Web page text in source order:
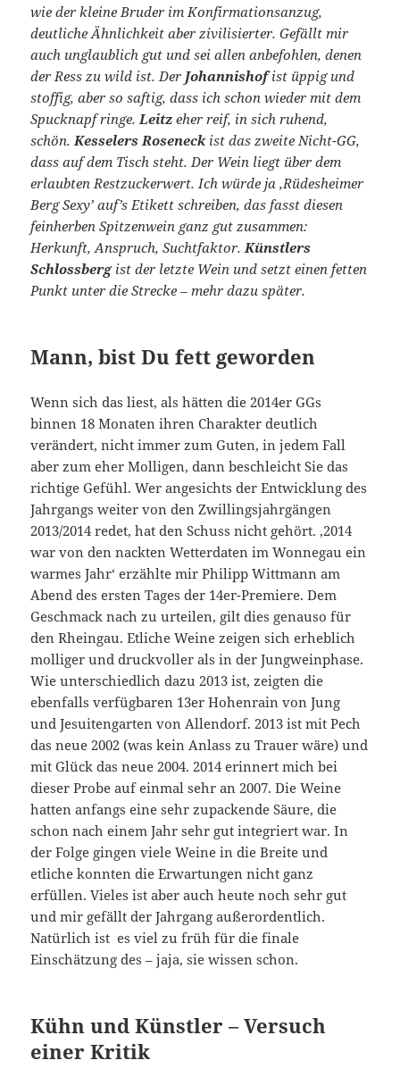
wie der kleine Bruder im Konfirmationsanzug,
deutliche Ähnlichkeit aber zivilisierter. Gefällt mir
auch unglaublich gut und sei allen anbefohlen, denen
der Ress zu wild ist. Der Johannishofist üppig und
stoffig, aber so saftig, dass ich schon wieder mit dem
Spucknapf ringe. Leitz eher reif, in sich ruhend,
schön. Kesselers Roseneckist das zweite Nicht-GG,
dass auf dem Tisch steht. Der Wein liegt über dem
erlaubten Restzuckerwert. Ich würde ja ‚Rüdesheimer
Berg Sexy’ auf’s Etikett schreiben, das fasst diesen
feinherben Spitzenwein ganz gut zusammen:
Herkunft, Anspruch, Suchtfaktor. Künstlers
Schlossbergist der letzte Wein und setzt einen fetten
Punkt unter die Strecke – mehr dazu später.
Mann, bist Du fett geworden
Wenn sich das liest, als hätten die 2014er GGs
binnen 18 Monaten ihren Charakter deutlich
verändert, nicht immer zum Guten, in jedem Fall
aber zum eher Molligen, dann beschleicht Sie das
richtige Gefühl. Wer angesichts der Entwicklung des
Jahrgangs weiter von den Zwillingsjahrgängen
2013/2014 redet, hat den Schuss nicht gehört. ‚2014
war von den nackten Wetterdaten im Wonnegau ein
warmes Jahr‘ erzählte mir Philipp Wittmann am
Abend des ersten Tages der 14er-Premiere. Dem
Geschmack nach zu urteilen, gilt dies genauso für
den Rheingau. Etliche Weine zeigen sich erheblich
molliger und druckvoller als in der Jungweinphase.
Wie unterschiedlich dazu 2013 ist, zeigten die
ebenfalls verfügbaren 13er Hohenrain von Jung
und Jesuitengarten von Allendorf. 2013 ist mit Pech
das neue 2002 (was kein Anlass zu Trauer wäre) und
mit Glück das neue 2004. 2014 erinnert mich bei
dieser Probe auf einmal sehr an 2007. Die Weine
hatten anfangs eine sehr zupackende Säure, die
schon nach einem Jahr sehr gut integriert war. In
der Folge gingen viele Weine in die Breite und
etliche konnten die Erwartungen nicht ganz
erfüllen. Vieles ist aber auch heute noch sehr gut
und mir gefällt der Jahrgang außerordentlich.
Natürlich ist es viel zu früh für die finale
Einschätzung des – jaja, sie wissen schon.
Kühn und Künstler – Versuch
einer Kritik